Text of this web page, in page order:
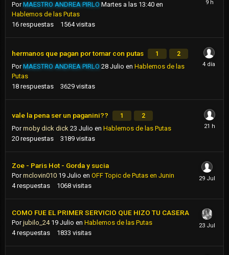
PorMAESTRO ANDREA PIRLO Martes a las 13:40 en
Hablemos de las Putas
16 respuestas 1564 visitas
hermanos que pagan por tomar con putas 1 2
PorMAESTRO ANDREA PIRLO 28 Julio en Hablemos de las
Putas
18 respuestas 3629 visitas
vale la pena ser un paganini?? 1 2
Pormoby dick dick 23 Julio en Hablemos de las Putas
20 respuestas 3189 visitas
Zoe - Paris Hot - Gorda y sucia
Pormclovin010 19 Julio en OFF Topic de Putas en Junin
4 respuestas 1068 visitas
COMO FUE EL PRIMER SERVICIO QUE HIZO TU CASERA
Porjubilo_24 19 Julio en Hablemos de las Putas
4 respuestas 1833 visitas